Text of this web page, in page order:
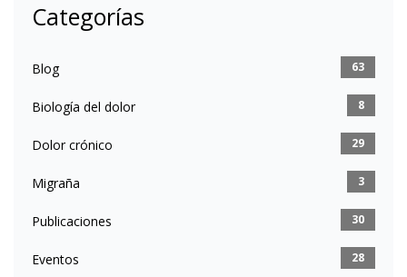
Categorías
Blog 63
Biología del dolor 8
Dolor crónico 29
Migraña 3
Publicaciones 30
Eventos 28